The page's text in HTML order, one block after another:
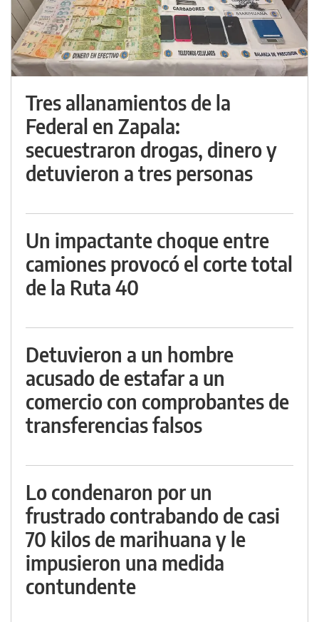
Tres allanamientos de la
Federal en Zapala:
secuestraron drogas, dinero y
detuvieron a tres personas
Un impactante choque entre
camiones provocó el corte total
de la Ruta 40
Detuvieron a un hombre
acusado de estafar a un
comercio con comprobantes de
transferencias falsos
Lo condenaron por un
frustrado contrabando de casi
70 kilos de marihuana y le
impusieron una medida
contundente